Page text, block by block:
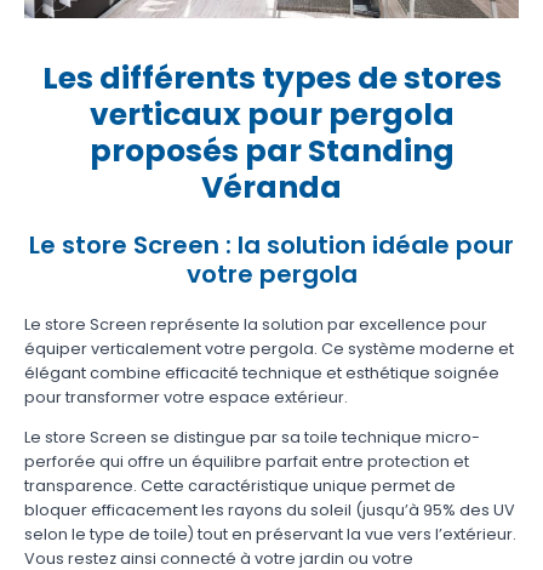
Les différents types de stores
verticaux pour pergola
proposés par Standing
Véranda
Le store Screen : la solution idéale pour
votre pergola
Le store Screen représente la solution par excellence pour
équiper verticalement votre pergola. Ce système moderne et
élégant combine efficacité technique et esthétique soignée
pour transformer votre espace extérieur.
Le store Screen se distingue par sa toile technique micro-
perforée qui offre un équilibre parfait entre protection et
transparence. Cette caractéristique unique permet de
bloquer efficacement les rayons du soleil (jusqu’à 95% des UV
selon le type de toile) tout en préservant la vue vers l’extérieur.
Vous restez ainsi connecté à votre jardin ou votre